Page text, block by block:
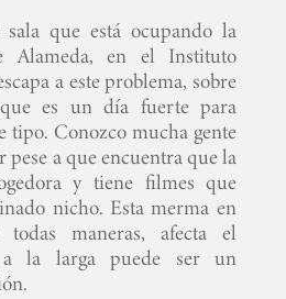
que está ocupando la
Alameda, en el Instituto
a este problema, sobre
es un día fuerte para
tipo. Conozco mucha gente
pese a que encuentra que la
y tiene filmes que
nicho. Esta merma en
maneras, afecta el
a la larga puede ser un